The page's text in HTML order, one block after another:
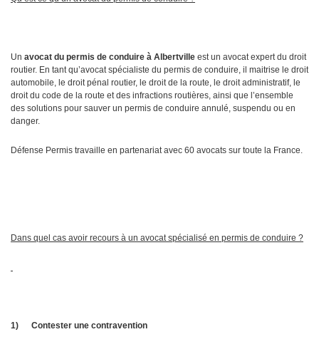
Un avocat du permis de conduire à Albertville est un avocat expert du droit
routier. En tant qu’avocat spécialiste du permis de conduire, il maitrise le droit
automobile, le droit pénal routier, le droit de la route, le droit administratif, le
droit du code de la route et des infractions routières, ainsi que l’ensemble
des solutions pour sauver un permis de conduire annulé, suspendu ou en
danger.
Défense Permis travaille en partenariat avec 60 avocats sur toute la France.
Dans quel cas avoir recours à un avocat spécialisé en permis de conduire ?
1) Contester une contravention